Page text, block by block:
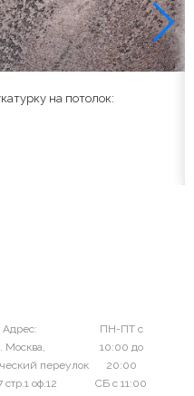
на потолок:
Адрес:
Москва,
переулок
стр.1 оф.12
ПН-ПТ с
10:00 до
20:00
СБ с 11:00